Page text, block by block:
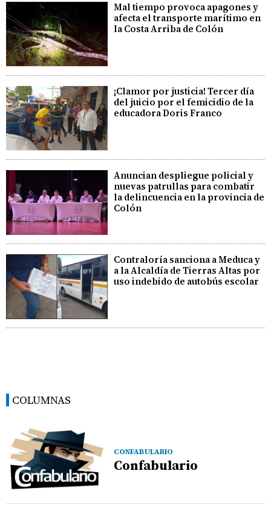
Mal tiempo provoca apagones y
afecta el transporte marítimo en
la Costa Arriba de Colón
¡Clamor por justicia! Tercer día
del juicio por el femicidio de la
educadora Doris Franco
Anuncian despliegue policial y
nuevas patrullas para combatir
la delincuencia en la provincia de
Colón
Contraloría sanciona a Meduca y
a la Alcaldía de Tierras Altas por
uso indebido de autobús escolar
COLUMNAS
CONFABULARIO
Confabulario